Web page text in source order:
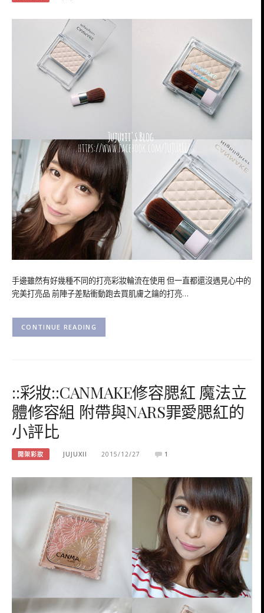
手邊雖然有好幾種不同的打亮彩妝輪流在使用 但一直都還沒遇見心中的
完美打亮品 前陣子差點衝動跑去買肌膚之鑰的打亮…
CONTINUE READING
::彩妝::CANMAKE修容腮紅 魔法立
體修容組 附帶與NARS罪愛腮紅的
小評比
開架彩妝 JUJUXII 2015/12/27 1